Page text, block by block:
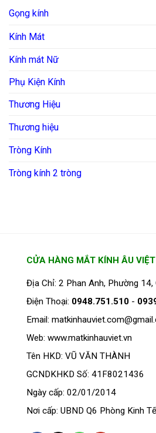
Gọng kính
Kính Mát
Kính mát Nữ
Phụ Kiện Kính
Thương Hiệu
Thương hiệu
Tròng Kính
Tròng kính 2 tròng
CỬA HÀNG MẮT KÍNH ÂU VIỆT
Địa Chỉ: 2 Phan Anh, Phường 14,
Điện Thoại: 0948.751.510 -
Email:
Web: www.matkinhauviet.vn
Tên HKD: VŨ VĂN THÀNH
GCNDKHKD Số: 41F8021436
Ngày cấp: 02/01/2014
Nơi cấp: UBND Q6 Phòng Kinh Tế